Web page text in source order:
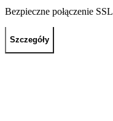
Bezpieczne połączenie SSL
Szczegóły